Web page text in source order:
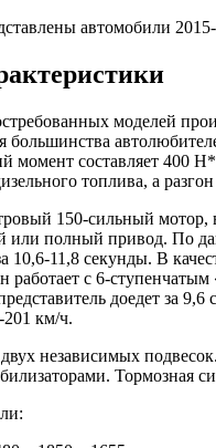
автомобили
моделей
большинства
момент составляет 400
топлива, а
150-сильный
или полный привод. По
10,6-11,8 секунды. В
с 6-ступенчатым
доедет за
201 км/ч.
двух независимых
Тормозная